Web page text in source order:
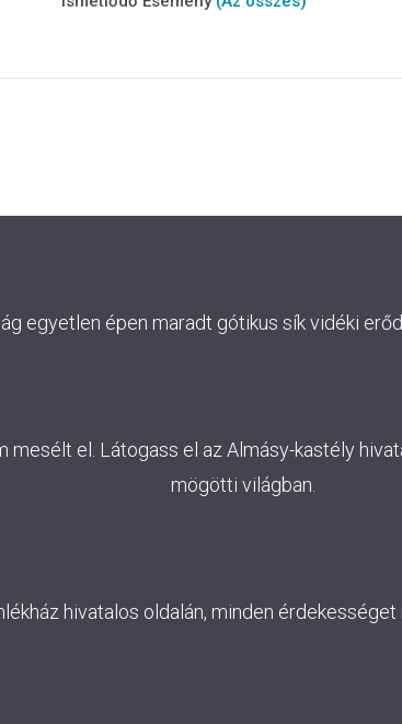
egyetlen épen maradt gótikus sík vidéki
el. Látogass el az Almásy-kastély
mögötti világban.
hivatalos oldalán, minden